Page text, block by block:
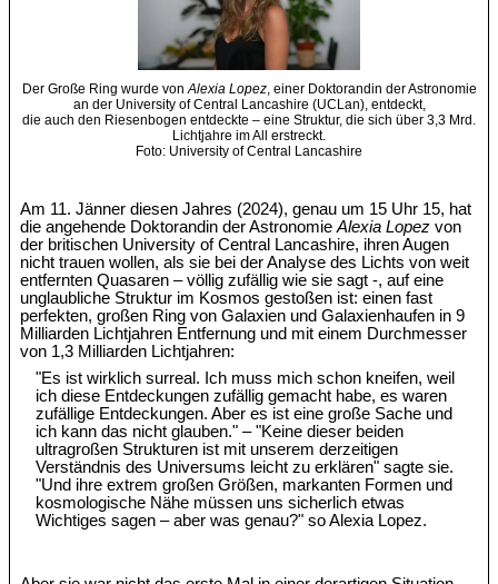
Der Große Ring wurde von Alexia Lopez, einer Doktorandin der Astronomie
an der University of Central Lancashire (UCLan), entdeckt,
die auch den Riesenbogen entdeckte – eine Struktur, die sich über 3,3 Mrd.
Lichtjahre im All erstreckt.
Foto: University of Central Lancashire
Am 11. Jänner diesen Jahres (2024), genau um 15 Uhr 15, hat
die angehende Doktorandin der AstronomieAlexia Lopez von
der britischen University of Central Lancashire, ihren Augen
nicht trauen wollen, als sie bei der Analyse des Lichts von weit
entfernten Quasaren – völlig zufällig wie sie sagt -, auf eine
unglaubliche Struktur im Kosmos gestoßen ist: einen fast
perfekten, großen Ring von Galaxien und Galaxienhaufen in 9
Milliarden Lichtjahren Entfernung und mit einem Durchmesser
von 1,3 Milliarden Lichtjahren:
"Es ist wirklich surreal. Ich muss mich schon kneifen, weil
ich diese Entdeckungen zufällig gemacht habe, es waren
zufällige Entdeckungen. Aber es ist eine große Sache und
ich kann das nicht glauben." – "Keine dieser beiden
ultragroßen Strukturen ist mit unserem derzeitigen
Verständnis des Universums leicht zu erklären" sagte sie.
"Und ihre extrem großen Größen, markanten Formen und
kosmologische Nähe müssen uns sicherlich etwas
Wichtiges sagen – aber was genau?" so Alexia Lopez.